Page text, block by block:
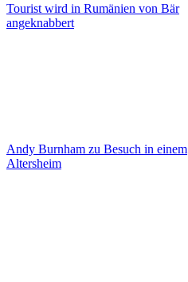
Tourist wird in Rumänien von Bär
angeknabbert
Andy Burnham zu Besuch in einem
Altersheim